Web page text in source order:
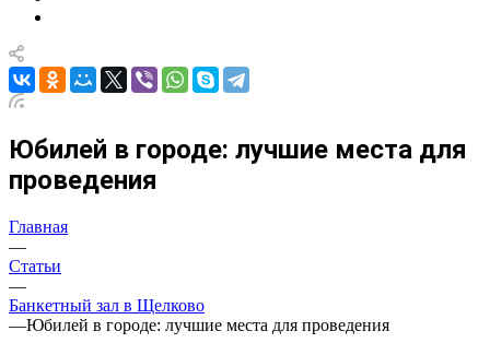
Юбилей в городе: лучшие места для
проведения
Главная
—
Статьи
—
Банкетный зал в Щелково
—Юбилей в городе: лучшие места для проведения